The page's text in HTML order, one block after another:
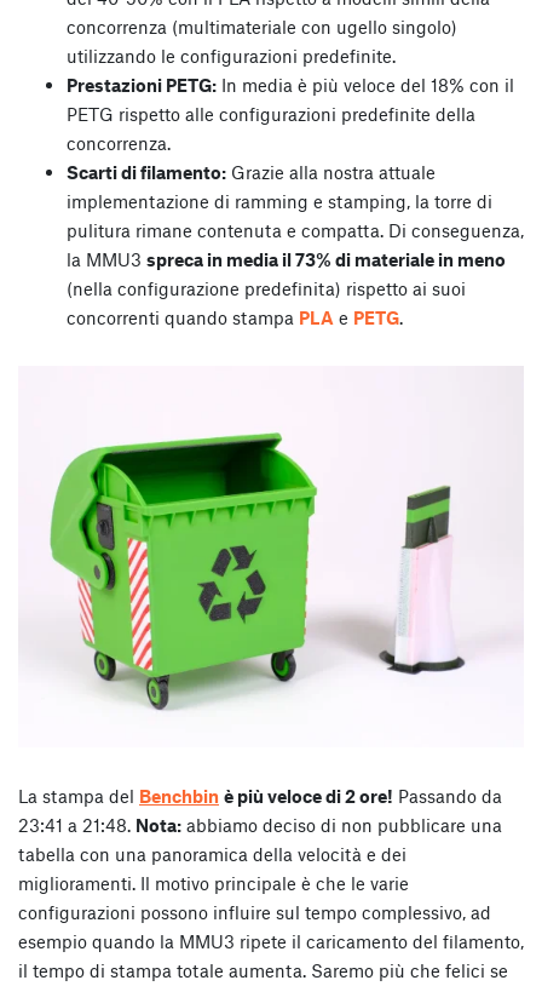
concorrenza (multimateriale con ugello singolo)
utilizzando le configurazioni predefinite.
Prestazioni PETG: In media è più veloce del 18% con il
PETG rispetto alle configurazioni predefinite della
concorrenza.
Scarti di filamento: Grazie alla nostra attuale
implementazione di ramming e stamping, la torre di
pulitura rimane contenuta e compatta. Di conseguenza,
la MMU3 spreca in media il 73% di materiale in meno
(nella configurazione predefinita) rispetto ai suoi
concorrenti quando stampa PLA e PETG.
La stampa del Benchbin è più veloce di 2 ore! Passando da
23:41 a 21:48. Nota: abbiamo deciso di non pubblicare una
tabella con una panoramica della velocità e dei
miglioramenti. Il motivo principale è che le varie
configurazioni possono influire sul tempo complessivo, ad
esempio quando la MMU3 ripete il caricamento del filamento,
il tempo di stampa totale aumenta. Saremo più che felici se